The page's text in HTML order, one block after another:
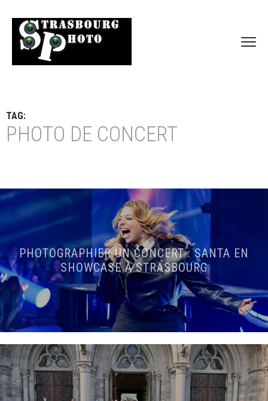
TAG:
PHOTO DE CONCERT
PHOTOGRAPHIER UN CONCERT : SANTA EN
SHOWCASE À STRASBOURG